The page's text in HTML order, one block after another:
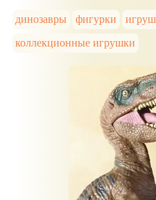
динозавры фигурки
коллекционные игрушки